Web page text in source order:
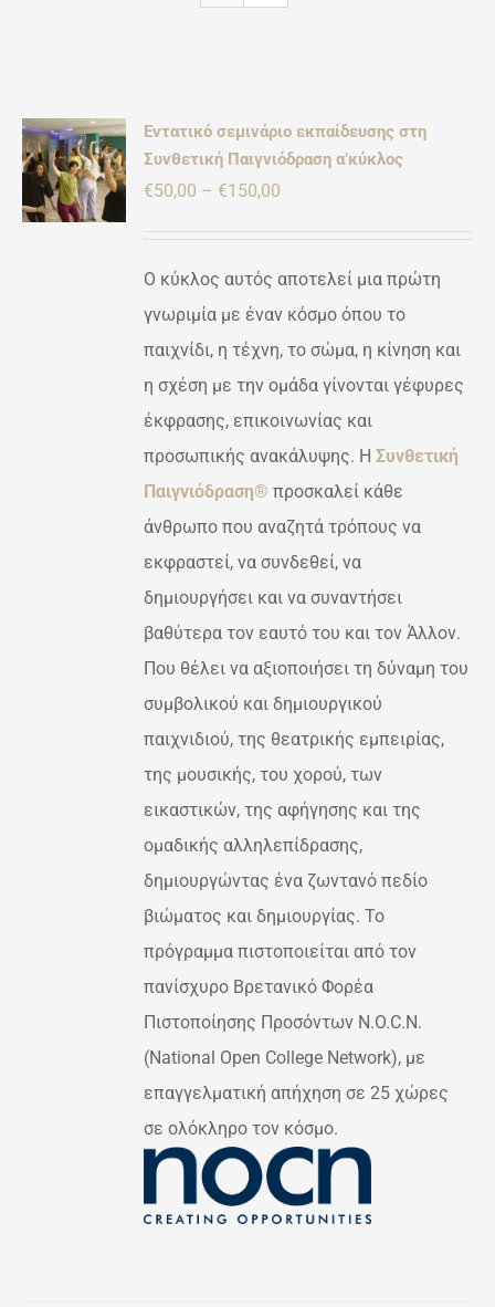
Εντατικό σεμινάριο εκπαίδευσης στη
Συνθετική Παιγνιόδραση α’κύκλος
€50,00 – €150,00
€150,00
Ο κύκλος αυτός αποτελεί μια πρώτη
γνωριμία με έναν κόσμο όπου το
παιχνίδι, η τέχνη, το σώμα, η κίνηση και
η σχέση με την ομάδα γίνονται γέφυρες
έκφρασης, επικοινωνίας και
προσωπικής ανακάλυψης. ΗΣυνθετική
Παιγνιόδραση® προσκαλεί κάθε
άνθρωπο που αναζητά τρόπους να
εκφραστεί, να συνδεθεί, να
δημιουργήσει και να συναντήσει
βαθύτερα τον εαυτό του και τον Άλλον.
Που θέλει να αξιοποιήσει τη δύναμη του
συμβολικού και δημιουργικού
παιχνιδιού, της θεατρικής εμπειρίας,
της μουσικής, του χορού, των
εικαστικών, της αφήγησης και της
ομαδικής αλληλεπίδρασης,
δημιουργώντας ένα ζωντανό πεδίο
βιώματος και δημιουργίας. Το
πρόγραμμα πιστοποιείται από τον
πανίσχυρο Βρετανικό Φορέα
Πιστοποίησης Προσόντων N.O.C.N.
(National Open College Network), με
επαγγελματική απήχηση σε 25 χώρες
σε ολόκληρο τον κόσμο.